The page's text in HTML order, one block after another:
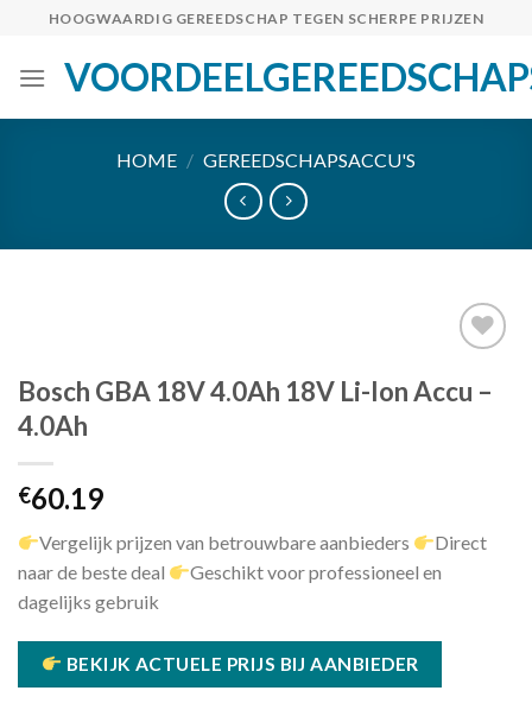
content
HOOGWAARDIG GEREEDSCHAP TEGEN SCHERPE PRIJZEN
HOME / GEREEDSCHAPSACCU'S
Bosch GBA 18V 4.0Ah 18V Li-Ion Accu –
4.0Ah
€60.19
Vergelijk prijzen van betrouwbare aanbieders
Direct
naar de beste deal
Geschikt voor professioneel en
dagelijks gebruik
BEKIJK ACTUELE PRIJS BIJ AANBIEDER